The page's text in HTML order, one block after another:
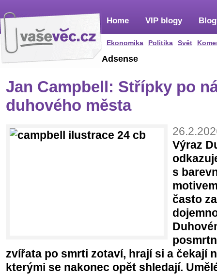
Home
Ekonomika Politika Svět
VIP blogy
Adsense
Jan Campbell: Střípky po
duhového města
Výraz
s
často
zvířata po smrti zotaví, hrají si a čekají
kterými se nakonec opět shledají.